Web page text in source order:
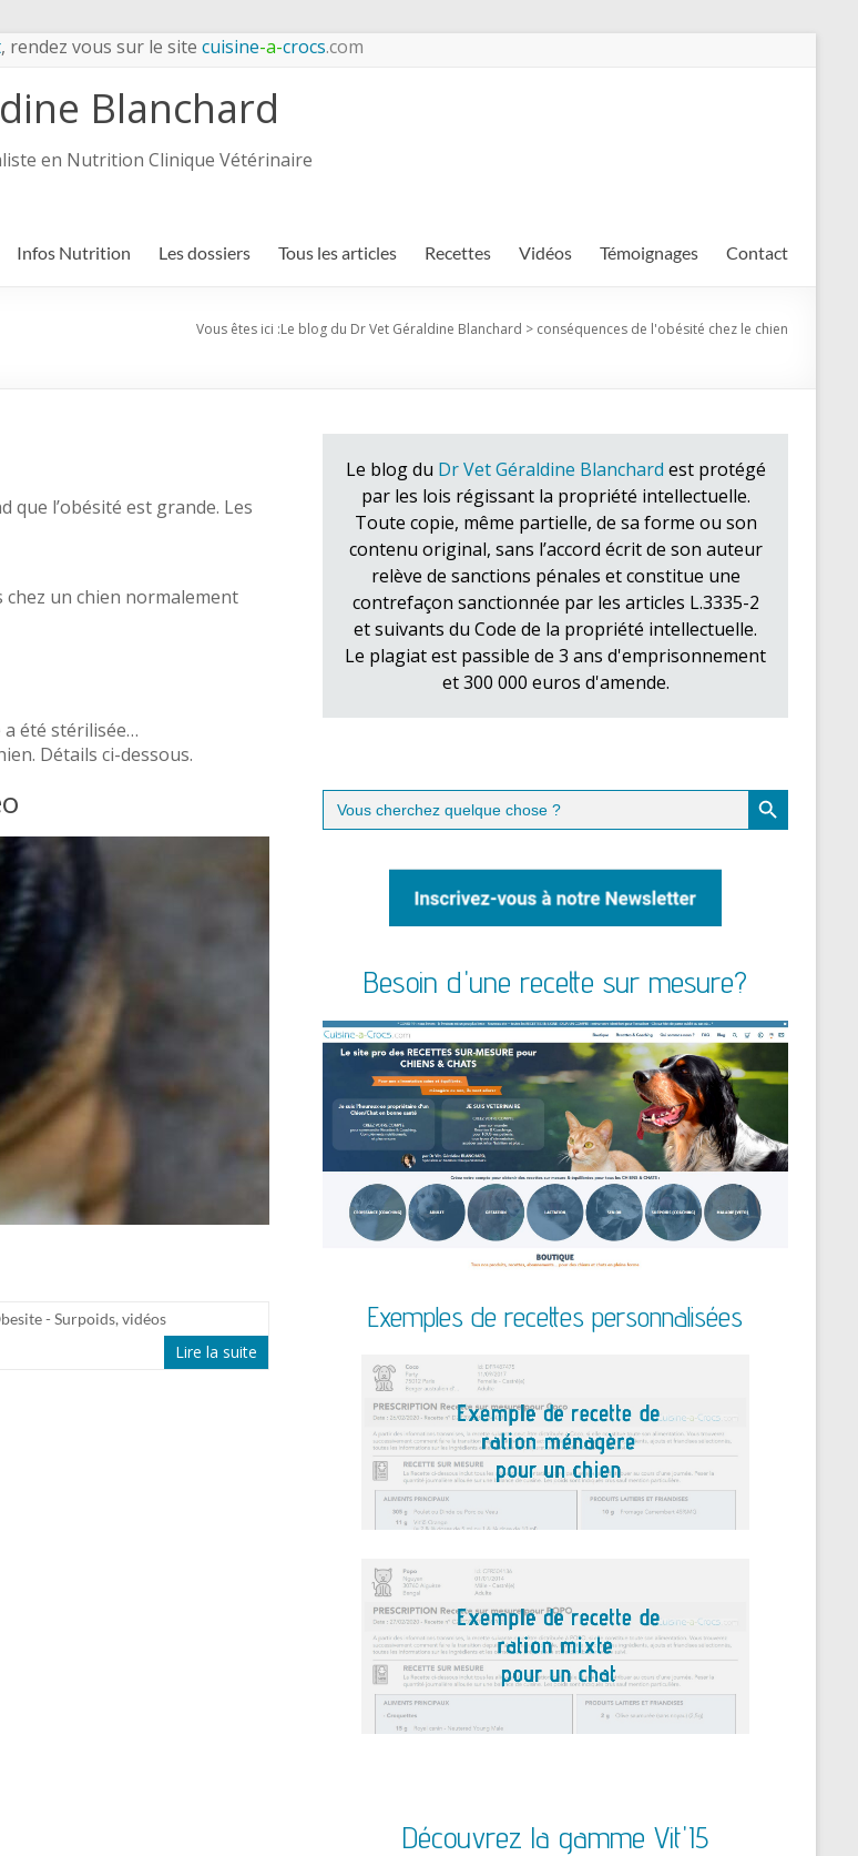
, rendez vous sur le site cuisine-a-crocs.com
Blanchard
en Nutrition Clinique Vétérinaire
Infos Nutrition Les dossiers Tous les articles Recettes Vidéos Témoignages Contact
Vous êtes ici :Le blog du Dr Vet Géraldine Blanchard > conséquences de l'obésité chez le chien
que l’obésité est grande. Les
chez un chien normalement
a été stérilisée…
Détails ci-dessous.
- Surpoids, vidéos
Lire la suite
Le blog du Dr Vet Géraldine Blanchard est protégé
par les lois régissant la propriété intellectuelle.
Toute copie, même partielle, de sa forme ou son
contenu original, sans l’accord écrit de son auteur
relève de sanctions pénales et constitue une
contrefaçon sanctionnée par les articles L.3335-2
et suivants du Code de la propriété intellectuelle.
Le plagiat est passible de 3 ans d'emprisonnement
et 300 000 euros d'amende.
Search
for:
Search Button
Besoin d'une recette sur mesure?
Exemples de recettes personnalisées
Découvrez la gamme Vit'I5